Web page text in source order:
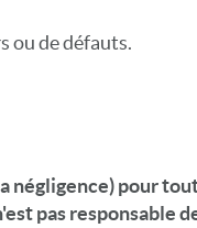
ou de défauts.
négligence) pour
pas responsable